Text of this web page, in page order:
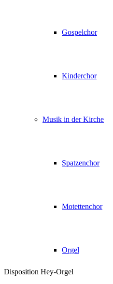
Gospelchor
Kinderchor
Musik in der Kirche
Spatzenchor
Motettenchor
Orgel
Disposition Hey-Orgel